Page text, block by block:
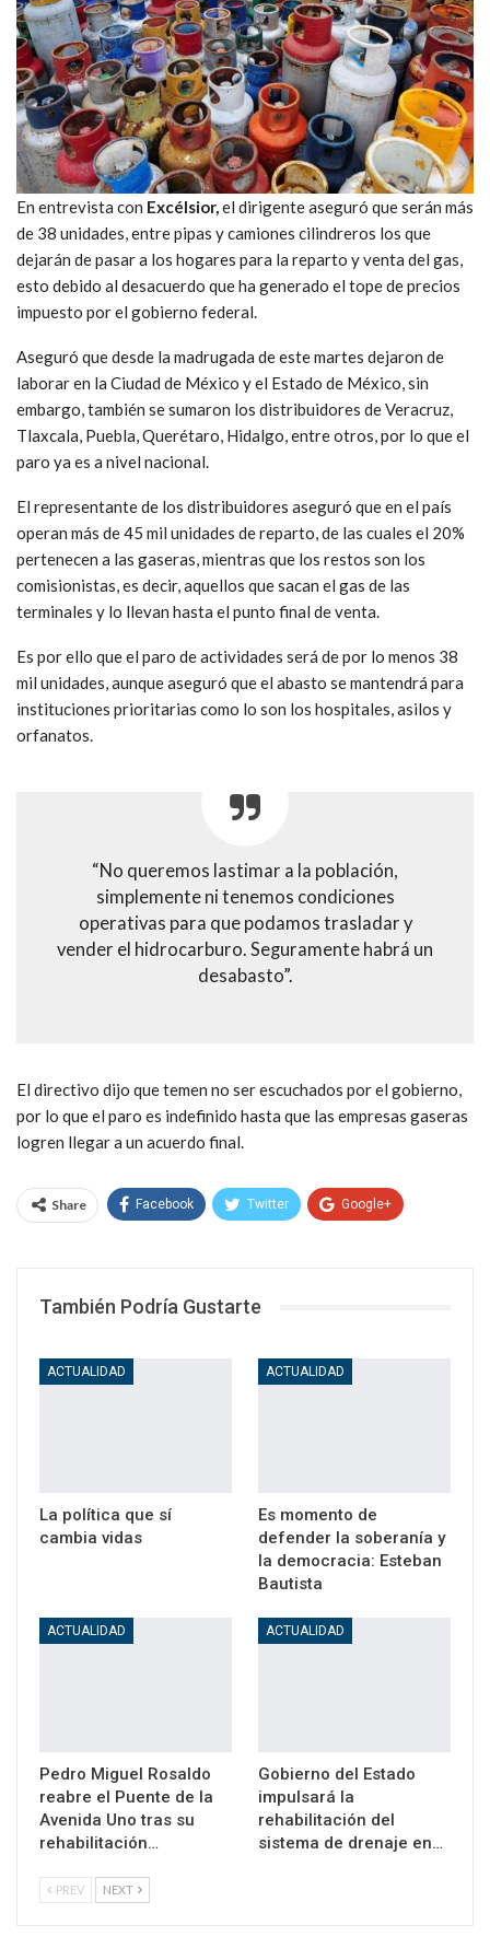
En entrevista con Excélsior,el dirigente aseguró que serán más
de 38 unidades, entre pipas y camiones cilindreros los que
dejarán de pasar a los hogares para la reparto y venta del gas,
esto debido al desacuerdo que ha generado el tope de precios
impuesto por el gobierno federal.
Aseguró que desde la madrugada de este martes dejaron de
laborar en la Ciudad de México y el Estado de México, sin
embargo, también se sumaron los distribuidores de Veracruz,
Tlaxcala, Puebla, Querétaro, Hidalgo, entre otros, por lo que el
paro ya es a nivel nacional.
El representante de los distribuidores aseguró que en el país
operan más de 45 mil unidades de reparto, de las cuales el 20%
pertenecen a las gaseras, mientras que los restos son los
comisionistas, es decir, aquellos que sacan el gas de las
terminales y lo llevan hasta el punto final de venta.
Es por ello que el paro de actividades será de por lo menos 38
mil unidades, aunque aseguró que el abasto se mantendrá para
instituciones prioritarias como lo son los hospitales, asilos y
orfanatos.
“No queremos lastimar a la población,
simplemente ni tenemos condiciones
operativas para que podamos trasladar y
vender el hidrocarburo. Seguramente habrá un
desabasto”.
El directivo dijo que temen no ser escuchados por el gobierno,
por lo que el paro es indefinido hasta que las empresas gaseras
logren llegar a un acuerdo final.
Share Facebook Twitter Google+
También Podría Gustarte
ACTUALIDAD
La política que sí
cambia vidas
ACTUALIDAD
Es momento de
defender la soberanía y
la democracia: Esteban
Bautista
ACTUALIDAD
Pedro Miguel Rosaldo
reabre el Puente de la
Avenida Uno tras su
rehabilitación…
ACTUALIDAD
Gobierno del Estado
impulsará la
rehabilitación del
sistema de drenaje en…
PREV NEXT